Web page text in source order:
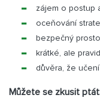
zájem o postup
oceňování
bezpečný
krátké, ale
důvěra, že
Můžete se zkusit